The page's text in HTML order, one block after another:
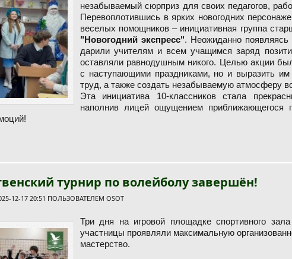
незабываемый сюрприз для своих педагогов,
Перевоплотившись в ярких новогодних
веселых помощников – инициативная группа
"Новогодний экспресс". Неожиданно появляясь
дарили учителям и всем учащимся заряд
оставляли равнодушным никого. Целью акции
с наступающими праздниками, но и выразить
труд, а также создать незабываемую атмосферу
Эта инициатива 10-классников стала
наполнив лицей ощущением приближающегося
экспресс от 10-классников
турнир по волейболу завершён!
12-17 20:51 ПОЛЬЗОВАТЕЛЕМ OSOT
Три дня на игровой площадке спортивного
участницы проявляли максимальную
мастерство.